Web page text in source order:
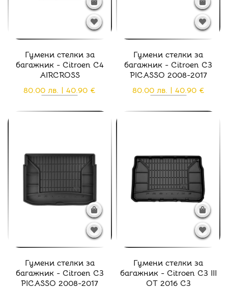
Гумени стелки за
багажник - Citroen C4
AIRCROSS
80.00 лв. | 40.90 €
Гумени стелки за
багажник - Citroen C3
PICASSO 2008-2017
80.00 лв. | 40.90 €
Гумени стелки за
багажник - Citroen C3
PICASSO 2008-2017
Гумени стелки за
багажник - Citroen C3 III
ОТ 2016 C3